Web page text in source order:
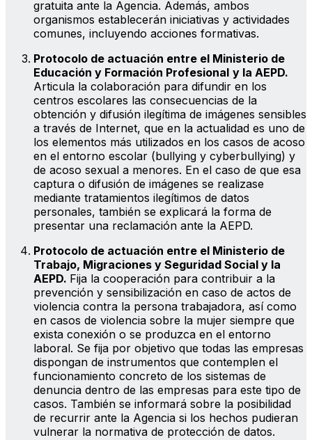
gratuita ante la Agencia. Además, ambos
organismos establecerán iniciativas y actividades
comunes, incluyendo acciones formativas.
Protocolo de actuación entre el Ministerio de
Educación y Formación Profesional y la AEPD.
Articula la colaboración para difundir en los
centros escolares las consecuencias de la
obtención y difusión ilegítima de imágenes sensibles
a través de Internet, que en la actualidad es uno de
los elementos más utilizados en los casos de acoso
en el entorno escolar (bullying y cyberbullying) y
de acoso sexual a menores. En el caso de que esa
captura o difusión de imágenes se realizase
mediante tratamientos ilegítimos de datos
personales, también se explicará la forma de
presentar una reclamación ante la AEPD.
Protocolo de actuación entre el Ministerio de
Trabajo, Migraciones y Seguridad Social y la
AEPD. Fija la cooperación para contribuir a la
prevención y sensibilización en caso de actos de
violencia contra la persona trabajadora, así como
en casos de violencia sobre la mujer siempre que
exista conexión o se produzca en el entorno
laboral. Se fija por objetivo que todas las empresas
dispongan de instrumentos que contemplen el
funcionamiento concreto de los sistemas de
denuncia dentro de las empresas para este tipo de
casos. También se informará sobre la posibilidad
de recurrir ante la Agencia si los hechos pudieran
vulnerar la normativa de protección de datos.